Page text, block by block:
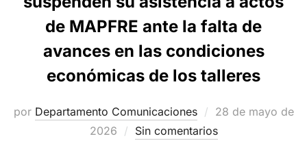
de MAPFRE ante la falta de
avances en las condiciones
económicas de los talleres
por Departamento Comunicaciones
Publicado
el
28 de mayo de
2026
Sin comentarios